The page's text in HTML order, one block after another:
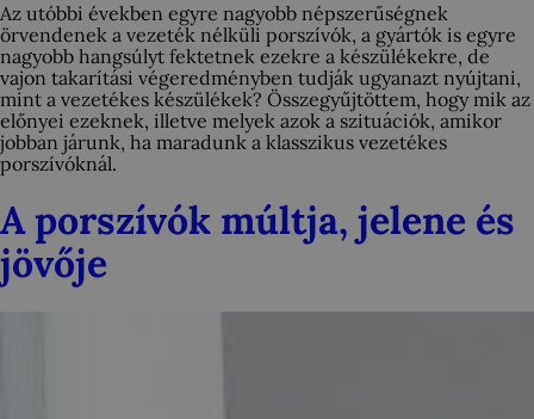
Az utóbbi években egyre nagyobb népszerűségnek
örvendenek a vezeték nélküli porszívók, a gyártók is egyre
nagyobb hangsúlyt fektetnek ezekre a készülékekre, de
vajon takarítási végeredményben tudják ugyanazt nyújtani,
mint a vezetékes készülékek? Összegyűjtöttem, hogy mik az
előnyei ezeknek, illetve melyek azok a szituációk, amikor
jobban járunk, ha maradunk a klasszikus vezetékes
porszívóknál.
A porszívók múltja, jelene és
jövője